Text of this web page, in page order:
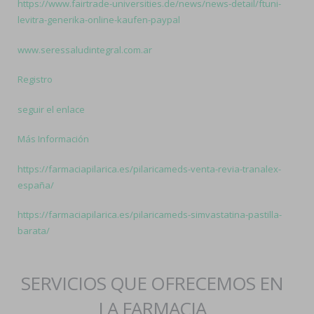
https://www.fairtrade-universities.de/news/news-detail/ftuni-
levitra-generika-online-kaufen-paypal
www.seressaludintegral.com.ar
Registro
seguir el enlace
Más Información
https://farmaciapilarica.es/pilaricameds-venta-revia-tranalex-
españa/
https://farmaciapilarica.es/pilaricameds-simvastatina-pastilla-
barata/
SERVICIOS QUE OFRECEMOS EN
LA FARMACIA